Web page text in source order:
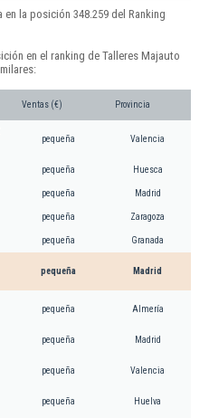
la posición 348.259 del Ranking
en el ranking de Talleres Majauto
Ventas (€) Provincia
pequeña Valencia
pequeña Huesca
pequeña Madrid
pequeña Zaragoza
pequeña Granada
pequeña Madrid
pequeña Almería
pequeña Madrid
pequeña Valencia
pequeña Huelva